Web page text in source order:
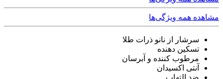
مشاهده همه ویژگی‌ها
سرشار از نانو ذرات طلا
تسکین دهنده
مرطوب کننده و آبرسان
آنتی اکسیدان
ضد التهاب